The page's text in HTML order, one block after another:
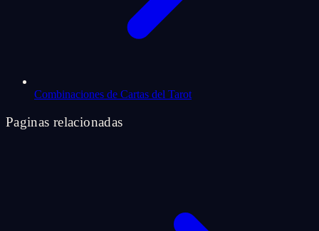
Combinaciones de Cartas del Tarot
Paginas relacionadas